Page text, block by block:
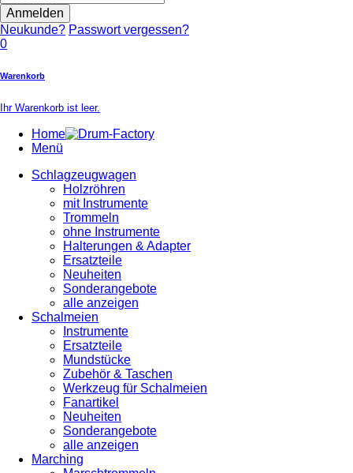
Anmelden
Neukunde? Passwort vergessen?
0
Warenkorb
Ihr Warenkorb ist leer.
Home
Menü
Schlagzeugwagen
Holzröhren
mit Instrumente
Trommeln
ohne Instrumente
Halterungen & Adapter
Ersatzteile
Neuheiten
Sonderangebote
alle anzeigen
Schalmeien
Instrumente
Ersatzteile
Mundstücke
Zubehör & Taschen
Werkzeug für Schalmeien
Fanartikel
Neuheiten
Sonderangebote
alle anzeigen
Marching